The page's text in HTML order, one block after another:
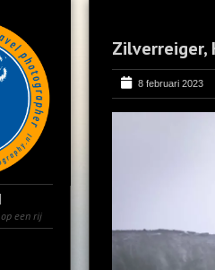
een rij
Zilverreiger,
8 februari 2023